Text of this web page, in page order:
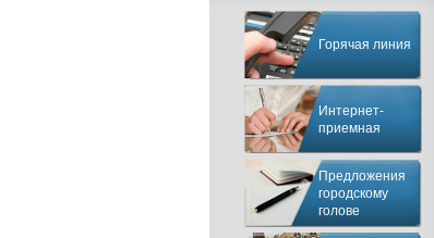
Горячая линия
Интернет-
приемная
Предложения
городскому
голове